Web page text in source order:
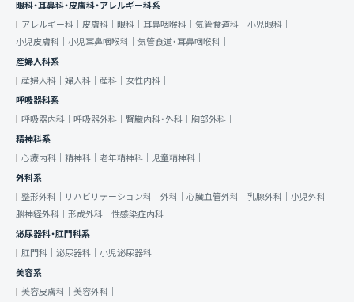
眼科・耳鼻科・皮膚科・アレルギー科系
アレルギー科｜ 皮膚科｜ 眼科｜ 耳鼻咽喉科｜ 気管食道科｜ 小児眼科｜
小児皮膚科｜ 小児耳鼻咽喉科｜ 気管食道・耳鼻咽喉科｜
産婦人科系
産婦人科｜ 婦人科｜ 産科｜ 女性内科｜
呼吸器科系
呼吸器内科｜ 呼吸器外科｜ 腎臓内科・外科｜ 胸部外科｜
精神科系
心療内科｜ 精神科｜ 老年精神科｜ 児童精神科｜
外科系
整形外科｜
リハビリテーション科｜ 外科｜ 心臓血管外科｜ 乳腺外科｜ 小児外科｜
脳神経外科｜ 形成外科｜ 性感染症内科｜
泌尿器科・肛門科系
肛門科｜ 泌尿器科｜ 小児泌尿器科｜
美容系
美容皮膚科｜ 美容外科｜